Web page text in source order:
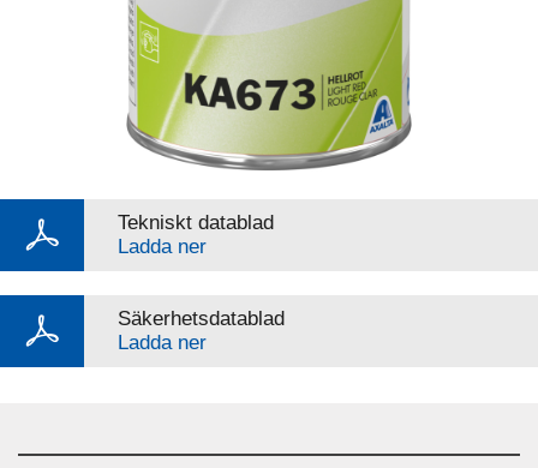
Tekniskt datablad
Ladda ner
Säkerhetsdatablad
Ladda ner